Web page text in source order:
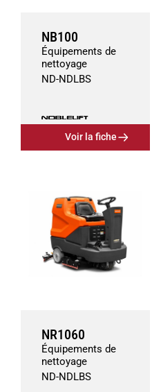
NB100
Équipements de
nettoyage
ND-NDLBS
Voir la fiche
NR1060
Équipements de
nettoyage
ND-NDLBS